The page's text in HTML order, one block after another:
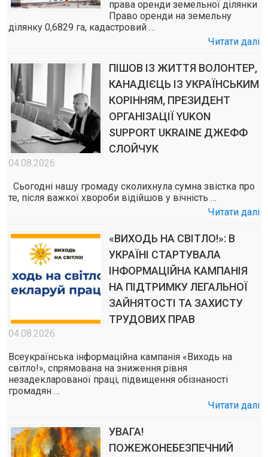
права оренди земельної ділянки
Право оренди на земельну
ділянку 0,6829 га, кадастровий …
Читати далі
ПІШОВ ІЗ ЖИТТЯ ВОЛОНТЕР,
КАНАДІЄЦЬ ІЗ УКРАЇНСЬКИМ
КОРІННЯМ, ПРЕЗИДЕНТ
ОРГАНІЗАЦІЇ YUKON
SUPPORT UKRAINE ДЖЕФФ
СЛОЙЧУК
04.08.2026
Сьогодні нашу громаду сколихнула сумна звістка про
те, після важкої хвороби відійшов у вічність …
Читати далі
«ВИХОДЬ НА СВІТЛО!»: В
УКРАЇНІ СТАРТУВАЛА
ІНФОРМАЦІЙНА КАМПАНІЯ
НА ПІДТРИМКУ ЛЕГАЛЬНОЇ
ЗАЙНЯТОСТІ ТА ЗАХИСТУ
ТРУДОВИХ ПРАВ
04.08.2026
Всеукраїнська інформаційна кампанія «Виходь на
світло!», спрямована на зниження рівня
незадекларованої праці, підвищення обізнаності
громадян …
Читати далі
УВАГА!
ПОЖЕЖОНЕБЕЗПЕЧНИЙ